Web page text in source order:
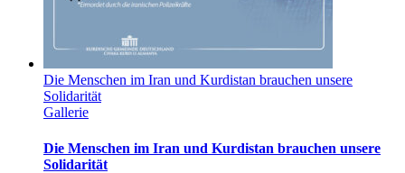
Die Menschen im Iran und Kurdistan brauchen unsere
Solidarität
Gallerie
Die Menschen im Iran und Kurdistan brauchen unsere
Solidarität